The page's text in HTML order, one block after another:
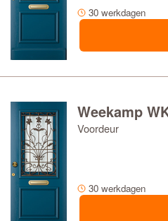
30 werkdagen
Weekamp
Voordeur
30 werkdagen